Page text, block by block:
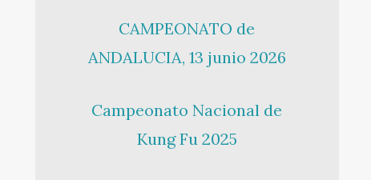
CAMPEONATO de
ANDALUCIA, 13 junio 2026
Campeonato Nacional de
Kung Fu 2025